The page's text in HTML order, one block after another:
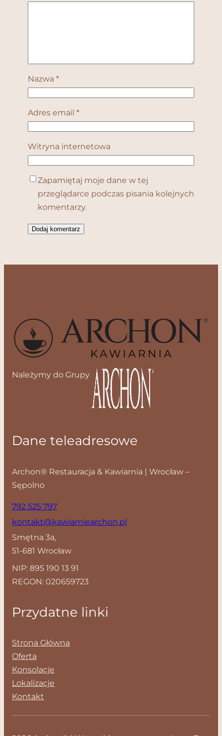
Nazwa *
Adres email *
Witryna internetowa
Zapamiętaj moje dane w tej
przeglądarce podczas pisania kolejnych
komentarzy.
Należymy do Grupy
Dane teleadresowe
Archon® Restauracja & Kawiarnia | Wrocław –
Sępolno
792 525 797
kontakt@kawiarniearchon.pl
Smętna 3a,
51-681 Wrocław
NIP: 895 190 13 91
REGON: 020659723
Przydatne linki
Strona Główna
Oferta
Konsolacje
Lokalizacje
Kontakt